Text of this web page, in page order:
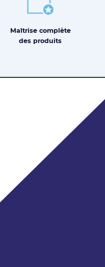
Maîtrisecomplète
des produits